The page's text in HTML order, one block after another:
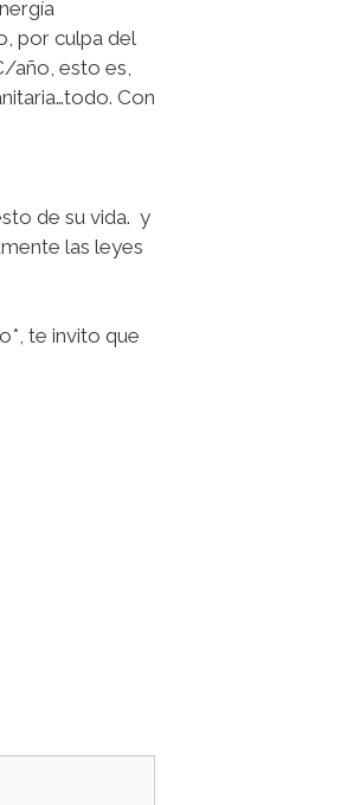
por culpa del
año, esto es,
Con
de su vida. y
las leyes
te invito que